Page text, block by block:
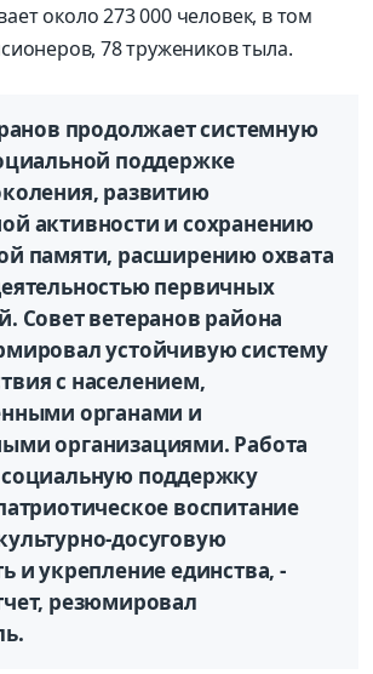
около 273 000 человек, в том
78 тружеников тыла.
продолжает системную
поддержке
развитию
активности и сохранению
памяти, расширению охвата
первичных
Совет ветеранов района
устойчивую систему
с населением,
органами и
организациями. Работа
поддержку
воспитание
досуговую
и укрепление единства, -
резюмировал